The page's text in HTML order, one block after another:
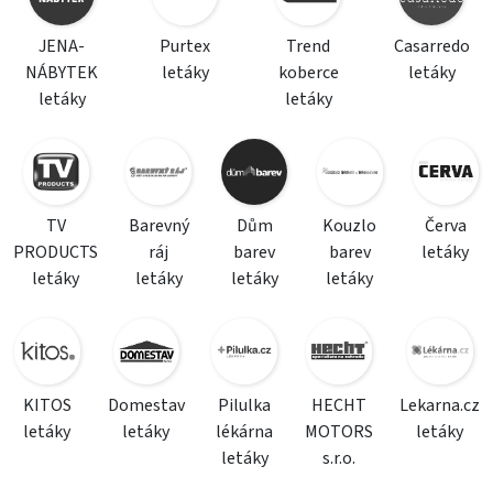
JENA-
NÁBYTEK
letáky
Purtex
letáky
Trend
koberce
letáky
Casarredo
letáky
TV
PRODUCTS
letáky
Barevný
ráj
letáky
Dům
barev
letáky
Kouzlo
barev
letáky
Červa
letáky
KITOS
letáky
Domestav
letáky
Pilulka
lékárna
letáky
HECHT
MOTORS
s.r.o.
Lekarna.cz
letáky